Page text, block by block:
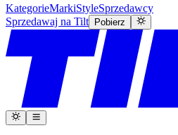
KategorieMarkiStyleSprzedawcy
Sprzedawaj na Tilt
Pobierz